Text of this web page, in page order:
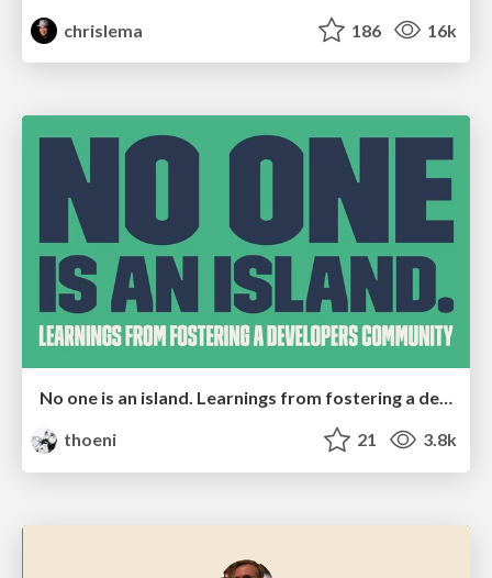
chrislema
186 16k
No one is an island. Learnings from fostering a developers community.
thoeni
21 3.8k